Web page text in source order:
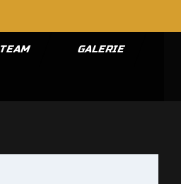
TEAM GALERIE